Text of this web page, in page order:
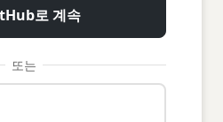
로 계속
또는